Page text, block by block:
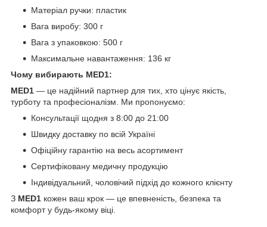
Матеріал ручки: пластик
Вага виробу: 300 г
Вага з упаковкою: 500 г
Максимальне навантаження: 136 кг
Чому вибирають MED1:
MED1 — це надійний партнер для тих, хто цінує якість,
турботу та професіоналізм. Ми пропонуємо:
Консультації щодня з 8:00 до 21:00
Швидку доставку по всій Україні
Офіційну гарантію на весь асортимент
Сертифіковану медичну продукцію
Індивідуальний, чоловічий підхід до кожного клієнту
З MED1 кожен ваш крок — це впевненість, безпека та
комфорт у будь-якому віці.